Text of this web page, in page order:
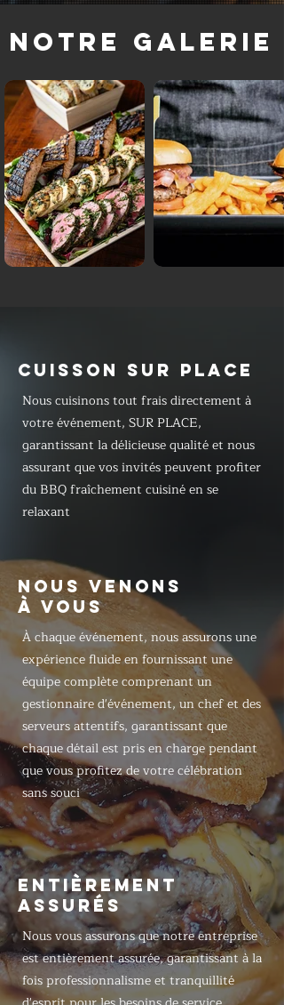
Notre galerie
CUISSON SUR PLACE
Nous cuisinons tout frais directement à
votre événement, SUR PLACE,
garantissant la délicieuse qualité et nous
assurant que vos invités peuvent profiter
du BBQ fraîchement cuisiné en se
relaxant
NOUS VENONS
À VOUS
À chaque événement, nous assurons une
expérience fluide en fournissant une
équipe complète comprenant un
gestionnaire d'événement, un chef et des
serveurs attentifs, garantissant que
chaque détail est pris en charge pendant
que vous profitez de votre célébration
sans souci
ENTIÈREMENT
ASSURÉS
Nous vous assurons que notre entreprise
est entièrement assurée, garantissant à la
fois professionnalisme et tranquillité